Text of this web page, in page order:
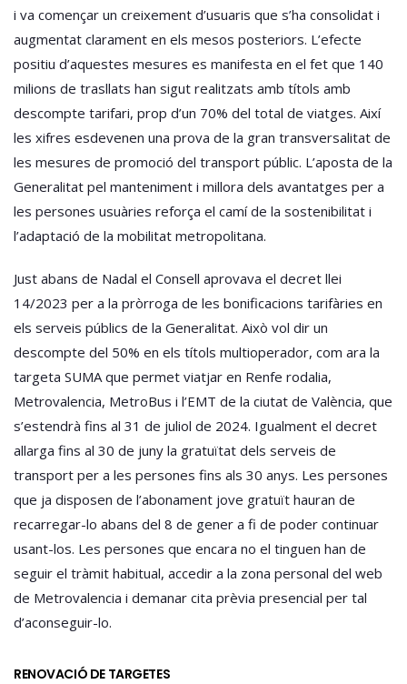
i va començar un creixement d’usuaris que s’ha consolidat i
augmentat clarament en els mesos posteriors. L’efecte
positiu d’aquestes mesures es manifesta en el fet que 140
milions de trasllats han sigut realitzats amb títols amb
descompte tarifari, prop d’un 70% del total de viatges. Així
les xifres esdevenen una prova de la gran transversalitat de
les mesures de promoció del transport públic. L’aposta de la
Generalitat pel manteniment i millora dels avantatges per a
les persones usuàries reforça el camí de la sostenibilitat i
l’adaptació de la mobilitat metropolitana.
Just abans de Nadal el Consell aprovava el decret llei
14/2023 per a la pròrroga de les bonificacions tarifàries en
els serveis públics de la Generalitat. Això vol dir un
descompte del 50% en els títols multioperador, com ara la
targeta SUMA que permet viatjar en Renfe rodalia,
Metrovalencia, MetroBus i l’EMT de la ciutat de València, que
s’estendrà fins al 31 de juliol de 2024. Igualment el decret
allarga fins al 30 de juny la gratuïtat dels serveis de
transport per a les persones fins als 30 anys. Les persones
que ja disposen de l’abonament jove gratuït hauran de
recarregar-lo abans del 8 de gener a fi de poder continuar
usant-los. Les persones que encara no el tinguen han de
seguir el tràmit habitual, accedir a la zona personal del web
de Metrovalencia i demanar cita prèvia presencial per tal
d’aconseguir-lo.
RENOVACIÓ DE TARGETES